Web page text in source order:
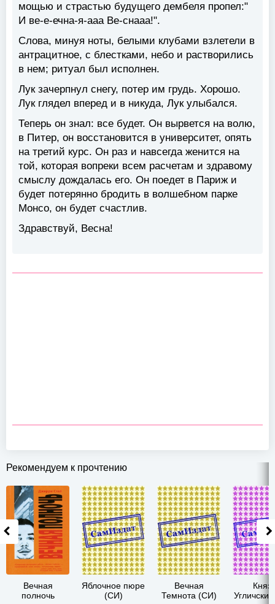
мощью и страстью будущего дембеля пропел:"
И ве-е-ечна-я-ааа Ве-снааа!".
Слова, минуя ноты, белыми клубами взлетели в
антрацитное, с блестками, небо и растворились
в нем; ритуал был исполнен.
Лук зачерпнул снегу, потер им грудь. Хорошо.
Лук глядел вперед и в никуда, Лук улыбался.
Теперь он знал: все будет. Он вырвется на волю,
в Питер, он восстановится в университет, опять
на третий курс. Он раз и навсегда женится на
той, которая вопреки всем расчетам и здравому
смыслу дождалась его. Он поедет в Париж и
будет потерянно бродить в волшебном парке
Монсо, он будет счастлив.
Здравствуй, Весна!
Рекомендуем к прочтению
Вечная
полночь
Яблочное пюре
(СИ)
Вечная
Темнота (СИ)
Князь